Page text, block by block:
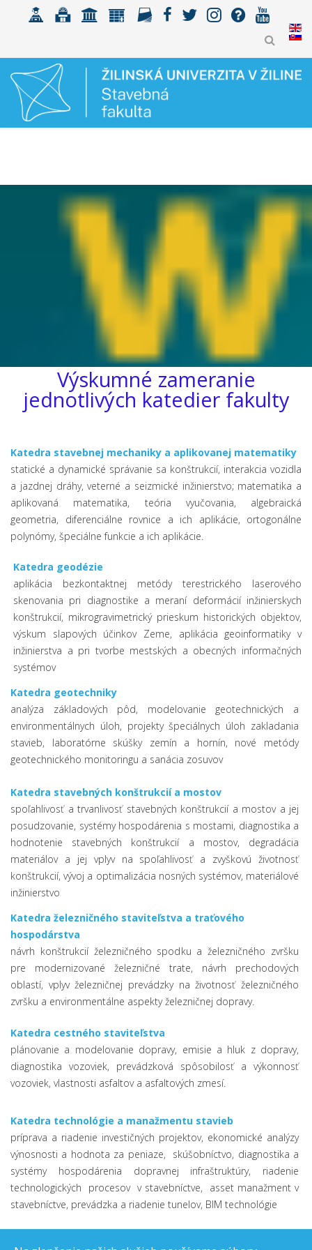
Výskumné zameranie
jednotlivých katedier fakulty
Katedra stavebnej mechaniky a aplikovanej matematiky
statické a dynamické správanie sa konštrukcií, interakcia vozidla
a jazdnej dráhy, veterné a seizmické inžinierstvo; matematika a
aplikovaná matematika, teória vyučovania, algebraická
geometria, diferenciálne rovnice a ich aplikácie, ortogonálne
polynómy, špeciálne funkcie a ich aplikácie.
Katedra geodézie
aplikácia bezkontaktnej metódy terestrického laserového
skenovania pri diagnostike a meraní deformácií inžinierskych
konštrukcií, mikrogravimetrický prieskum historických objektov,
výskum slapových účinkov Zeme, aplikácia geoinformatiky v
inžinierstva a pri tvorbe mestských a obecných informačných
systémov
Katedra geotechniky
analýza základových pôd, modelovanie geotechnických a
environmentálnych úloh, projekty špeciálnych úloh zakladania
stavieb, laboratórne skúšky zemín a hornín, nové metódy
geotechnického monitoringu a sanácia zosuvov
Katedra stavebných konštrukcií a mostov
spoľahlivosť a trvanlivosť stavebných konštrukcií a mostov a jej
posudzovanie, systémy hospodárenia s mostami, diagnostika a
hodnotenie stavebných konštrukcií a mostov, degradácia
materiálov a jej vplyv na spoľahlivosť a zvyškovú životnosť
konštrukcií, vývoj a optimalizácia nosných systémov, materiálové
inžinierstvo
Katedra železničného staviteľstva a traťového
hospodárstva
návrh konštrukcií železničného spodku a železničného zvršku
pre modernizované železničné trate, návrh prechodových
oblastí, vplyv železničnej prevádzky na životnosť železničného
zvršku a environmentálne aspekty železničnej dopravy.
Katedra cestného staviteľstva
plánovanie a modelovanie dopravy, emisie a hluk z dopravy,
diagnostika vozoviek, prevádzková spôsobilosť a výkonnosť
vozoviek, vlastnosti asfaltov a asfaltových zmesí.
Katedra technológie a manažmentu stavieb
príprava a riadenie investičných projektov, ekonomické analýzy
výnosnosti a hodnota za peniaze, skúšobníctvo, diagnostika a
systémy hospodárenia dopravnej infraštruktúry, riadenie
technologických procesov v stavebníctve, asset manažment v
stavebníctve, prevádzka a riadenie tunelov, BIM technológie